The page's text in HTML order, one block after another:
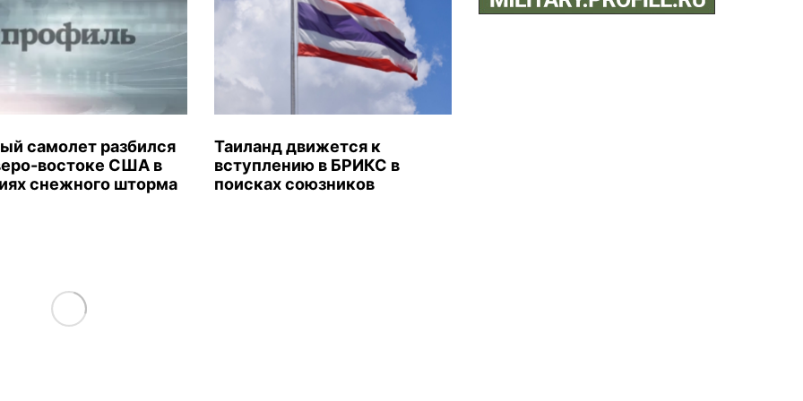
самолет разбился
востоке США в
снежного шторма
Таиланд движется к
вступлению в БРИКС в
поисках союзников
Load More